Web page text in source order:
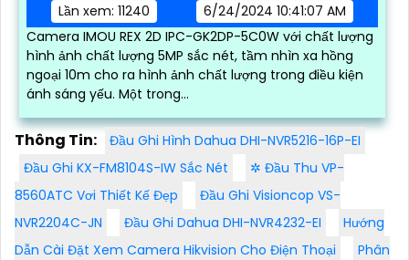
Lần xem: 11240
6/24/2024 10:41:07 AM
Camera IMOU REX 2D IPC-GK2DP-5C0W với chất lượng
hình ảnh chất lượng 5MP sắc nét, tầm nhìn xa hồng
ngoại 10m cho ra hình ảnh chất lượng trong điều kiện
ánh sáng yếu. Một trong...
Thông Tin:
Đầu Ghi Hình Dahua DHI-NVR5216-16P-EI
Đầu Ghi KX-FM8104S-IW Sắc Nét
✲ Đầu Thu VP-
8560ATC Vơi Thiết Kế Đẹp
Đầu Ghi Visioncop VS-
NVR2204C-JN
Đầu Ghi Dahua DHI-NVR4232-EI
Hướng
Dẫn Cài Đặt Xem Camera Hikvision Cho Điện Thoại
Phân